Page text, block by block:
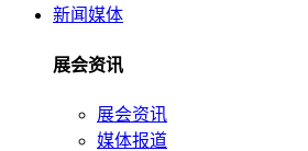
新闻媒体
展会资讯
展会资讯
媒体报道